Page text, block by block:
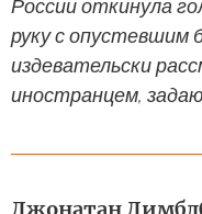
России откинула
руку с опустевшим
издевательски
иностранцем,
Джонатан